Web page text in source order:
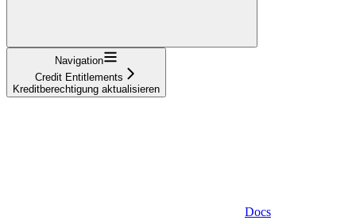
Navigation
Credit Entitlements
Kreditberechtigung aktualisieren
Docs